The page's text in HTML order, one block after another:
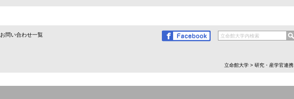
お問い合わせ一覧
立命館大学 > 研究・産学官連携